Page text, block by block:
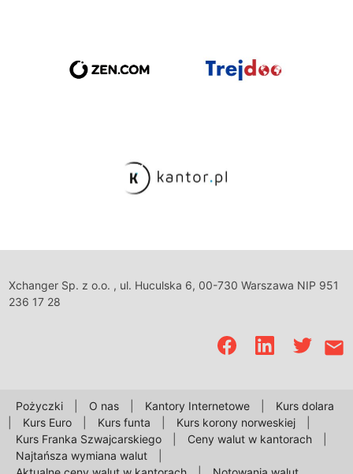
Xchanger Sp. z o.o. , ul. Huculska 6, 00-730 Warszawa NIP 951
236 17 28
email
Pożyczki O nas Kantory Internetowe
Kurs dolara
Kurs Euro Kurs funta Kurs korony norweskiej
Kurs Franka Szwajcarskiego
Ceny walut w kantorach
Najtańsza wymiana walut